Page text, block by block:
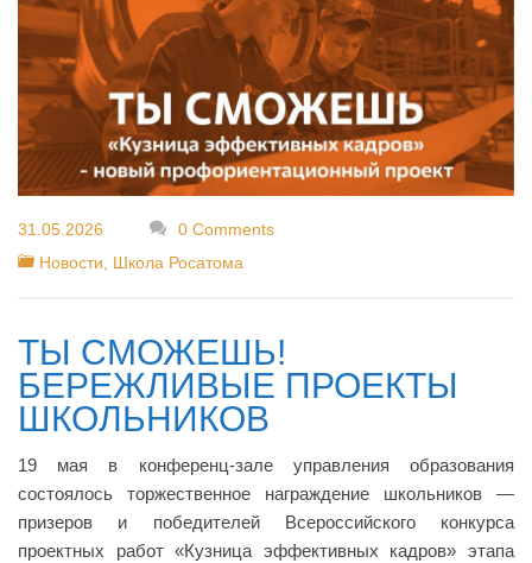
Материально-техническое
обеспечение и оснащенность
образовательного процесса
Платные образовательные услуги
Стипендии и иные виды
материальной поддержки
Организация питания в
образовательной организации
Финансово-хозяйственная
Школьный спортивный клуб
Международное сотрудничество
31.05.2026
0 Comments
Новости
Школа Росатома
ТЫ СМОЖЕШЬ!
БЕРЕЖЛИВЫЕ ПРОЕКТЫ
ШКОЛЬНИКОВ
19 мая в конференц-зале управления образования
состоялось торжественное награждение школьников —
призеров и победителей Всероссийского конкурса
проектных работ «Кузница эффективных кадров» этапа